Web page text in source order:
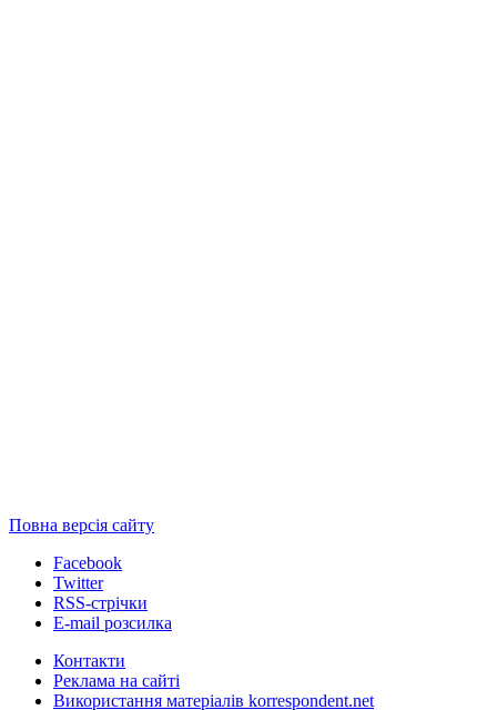
Повна версія сайту
Facebook
Twitter
RSS-стрічки
E-mail розсилка
Контакти
Реклама на сайті
Використання матеріалів korrespondent.net